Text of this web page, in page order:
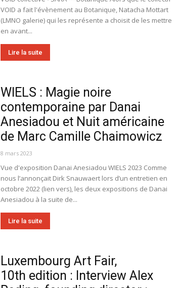
VOID a fait l'évènement au Botanique, Natacha Mottart
(LMNO galerie) qui les représente a choisit de les mettre
en avant...
Lire la suite
WIELS : Magie noire
contemporaine par Danai
Anesiadou et Nuit américaine
de Marc Camille Chaimowicz
8 mars 2023
Vue d'exposition Danai Anesiadou WIELS 2023 Comme
nous l’annonçait Dirk Snauwaert lors d’un entretien en
octobre 2022 (lien vers), les deux expositions de Danai
Anesiadou à la suite de...
Lire la suite
Luxembourg Art Fair,
10th edition : Interview Alex